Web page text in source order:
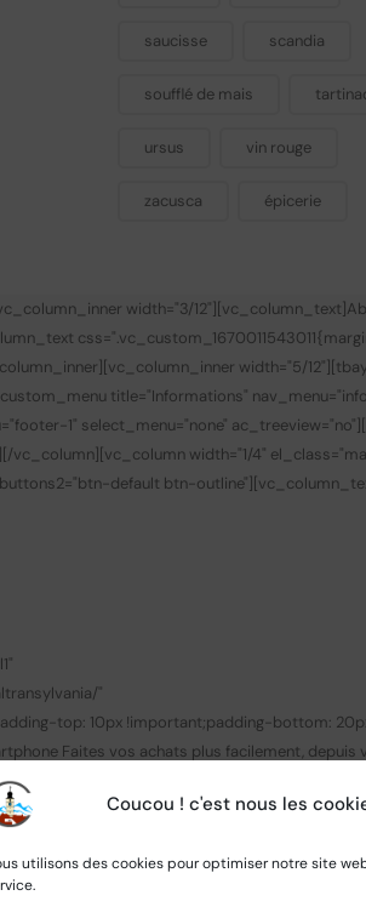
Coucou ! c'est nous les
utilisons des cookies pour optimiser notre site
saucisse scandia
soufflé de mais
ursus vin rouge
zacusca épicerie
width="3/12"][vc_column_text]
width="5/
title="Informations"
1" select_menu="none"
vc_column][vc_column width="1/4"
default btn-
"
top: 10px !important;padding-bottom:
Faites vos achats plus facilement, depuis
link="https://apps.apple.com/
img_link_target="_blank"
css=".vc_custom_1505445847374{padding-
image="2737" img_size="full"][/